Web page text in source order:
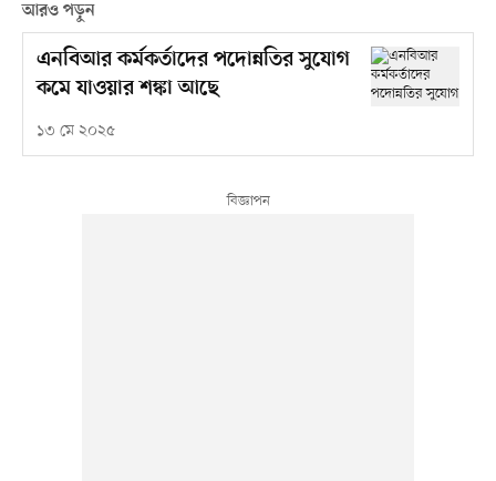
আরও পড়ুন
এনবিআর কর্মকর্তাদের পদোন্নতির সুযোগ
কমে যাওয়ার শঙ্কা আছে
১৩ মে ২০২৫